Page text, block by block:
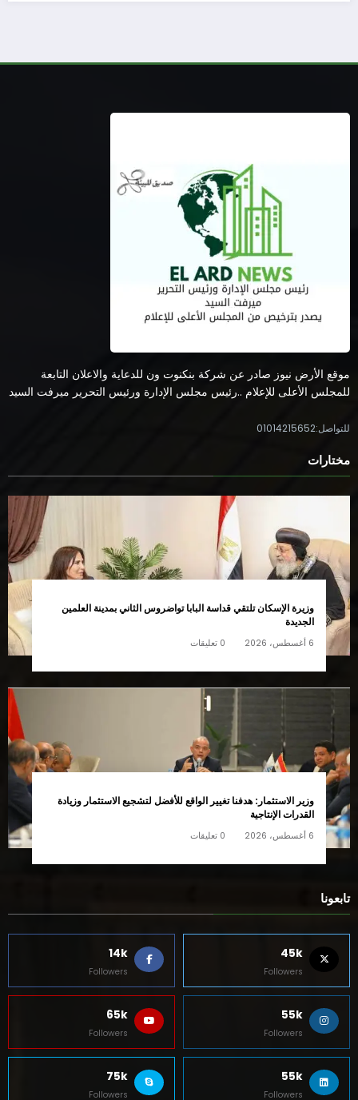
موقع الأرض نيوز صادر عن شركة بنكنوت ون للدعاية والاعلان التابعة
للمجلس الأعلى للإعلام ..رئيس مجلس الإدارة ورئيس التحرير ميرفت السيد
للتواصل:01014215652
مختارات
وزيرة الإسكان تلتقي قداسة البابا تواضروس الثاني بمدينة العلمين
الجديدة
6 أغسطس، 2026 0 تعليقات
وزير الاستثمار: هدفنا تغيير الواقع للأفضل لتشجيع الاستثمار وزيادة
القدرات الإنتاجية
6 أغسطس، 2026 0 تعليقات
تابعونا
45k
Followers
14k
Followers
55k
Followers
65k
Followers
55k
Followers
75k
Followers